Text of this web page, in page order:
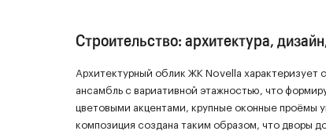
Строительство: архитектура,
Архитектурный облик ЖК Novella
ансамбль с вариативной этажностью, что
цветовыми акцентами, крупные оконные проёмы
композиция создана таким образом, что дворы